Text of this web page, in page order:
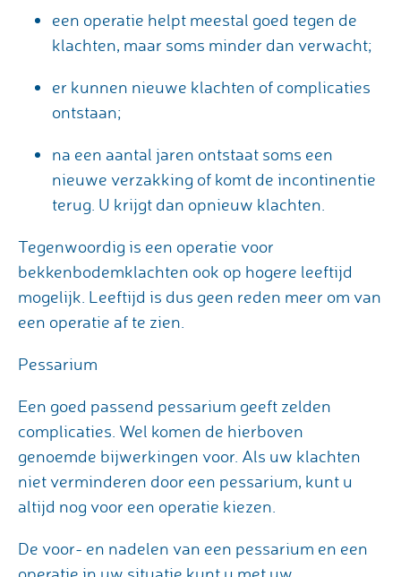
een operatie helpt meestal goed tegen de
klachten, maar soms minder dan verwacht;
er kunnen nieuwe klachten of complicaties
ontstaan;
na een aantal jaren ontstaat soms een
nieuwe verzakking of komt de incontinentie
terug. U krijgt dan opnieuw klachten.
Tegenwoordig is een operatie voor
bekkenbodemklachten ook op hogere leeftijd
mogelijk. Leeftijd is dus geen reden meer om van
een operatie af te zien.
Pessarium
Een goed passend pessarium geeft zelden
complicaties. Wel komen de hierboven
genoemde bijwerkingen voor. Als uw klachten
niet verminderen door een pessarium, kunt u
altijd nog voor een operatie kiezen.
De voor- en nadelen van een pessarium en een